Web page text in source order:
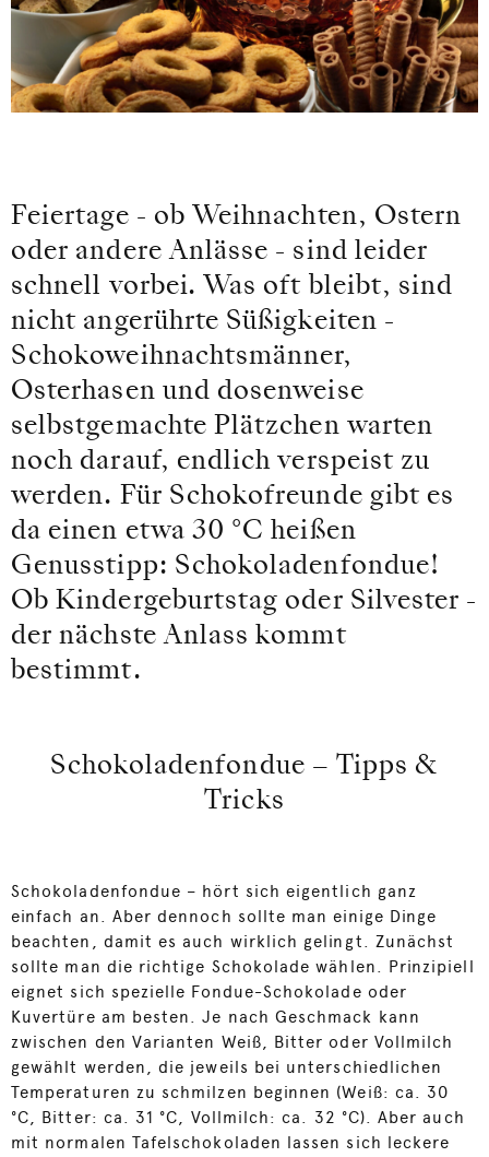
Feiertage - ob Weihnachten, Ostern
oder andere Anlässe - sind leider
schnell vorbei. Was oft bleibt, sind
nicht angerührte Süßigkeiten -
Schokoweihnachtsmänner,
Osterhasen und dosenweise
selbstgemachte Plätzchen warten
noch darauf, endlich verspeist zu
werden. Für Schokofreunde gibt es
da einen etwa 30 °C heißen
Genusstipp: Schokoladenfondue!
Ob Kindergeburtstag oder Silvester -
der nächste Anlass kommt
bestimmt.
Schokoladenfondue – Tipps &
Tricks
Schokoladenfondue – hört sich eigentlich ganz
einfach an. Aber dennoch sollte man einige Dinge
beachten, damit es auch wirklich gelingt. Zunächst
sollte man die richtige Schokolade wählen. Prinzipiell
eignet sich spezielle Fondue-Schokolade oder
Kuvertüre am besten. Je nach Geschmack kann
zwischen den Varianten Weiß, Bitter oder Vollmilch
gewählt werden, die jeweils bei unterschiedlichen
Temperaturen zu schmilzen beginnen (Weiß: ca. 30
°C, Bitter: ca. 31 °C, Vollmilch: ca. 32 °C). Aber auch
mit normalen Tafelschokoladen lassen sich leckere